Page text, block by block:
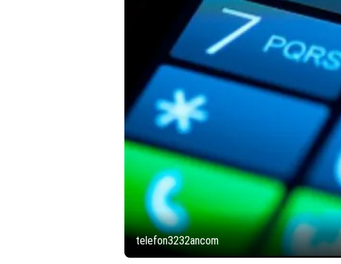
telefon3232ancom